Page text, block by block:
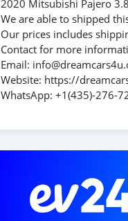
2020 Mitsubishi Pajero
We are able to shipped
Our prices includes
Contact for more
Email:
Website: https://
WhatsApp: +1(435)-276-